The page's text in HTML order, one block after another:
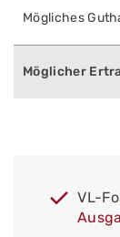
Mögliches
Möglicher
VL-